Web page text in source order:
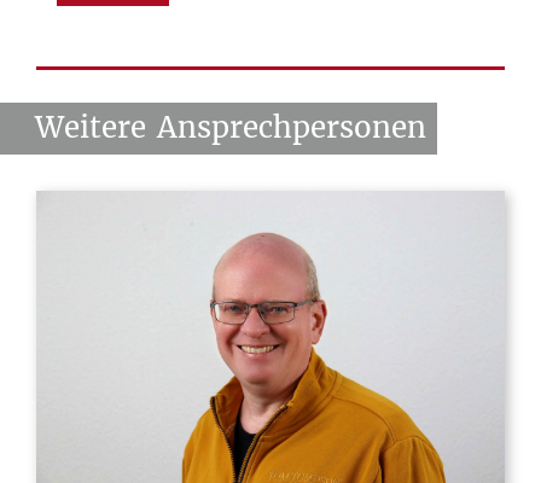
Weitere Ansprechpersonen